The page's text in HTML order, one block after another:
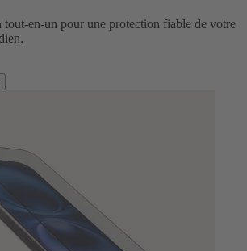
pour une protection fiable de votre